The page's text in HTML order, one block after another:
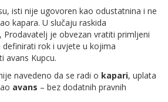
isti nije ugovoren kao odustatnina i ne
kapara. U slučaju raskida
Prodavatelj je obvezan vratiti primljeni
definirati rok i uvjete u kojima
avans Kupcu.
navedeno da se radi o kapari, uplata
avans – bez dodatnih pravnih